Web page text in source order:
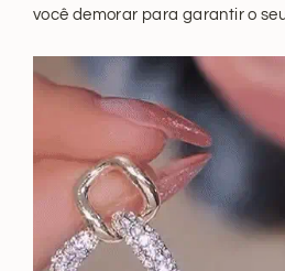
você demorar para garantir o